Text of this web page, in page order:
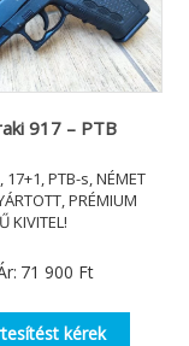
917 – PTB
17+1, PTB-s, NÉMET
PRÉMIUM
KIVITEL!
71 900 Ft
kérek